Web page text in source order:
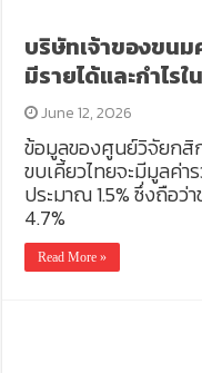
บริษัทเจ้าของขน
มีรายได้และกำไรใ
June 12, 2026
ข้อมูลของศูนย์วิจัยกสิ
ขบเคี้ยวไทยจะมีมูลค่า
ประมาณ 1.5% ซึ่งถือ
4.7%
Read More »